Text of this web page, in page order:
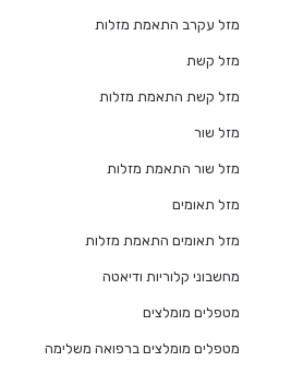
מזל עקרב התאמת מזלות
מזל קשת
מזל קשת התאמת מזלות
מזל שור
מזל שור התאמת מזלות
מזל תאומים
מזל תאומים התאמת מזלות
מחשבוני קלוריות ודיאטה
מטפלים מומלצים
מטפלים מומלצים ברפואה משלימה